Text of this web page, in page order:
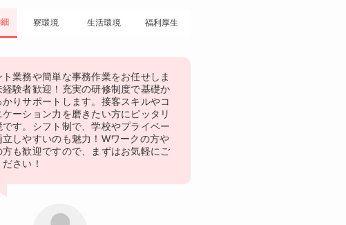
寮環境 生活環境 福利厚生
ト業務や簡単な事務作業をお任せしま
経験者歓迎！充実の研修制度で基礎か
かりサポートします。接客スキルやコ
ケーション力を磨きたい方にピッタリ
です。シフト制で、学校やプライベー
立しやすいのも魅力！Wワークの方や
方も歓迎ですので、まずはお気軽にご
さい！